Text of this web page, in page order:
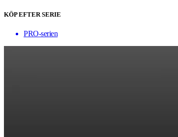
KÖP EFTER SERIE
PRO-serien